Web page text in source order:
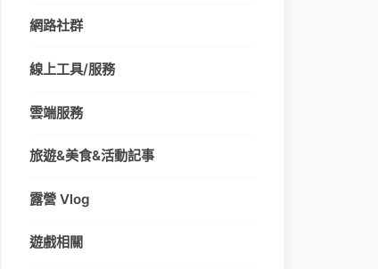
網路社群
線上工具/服務
雲端服務
旅遊&美食&活動記事
露營 Vlog
遊戲相關